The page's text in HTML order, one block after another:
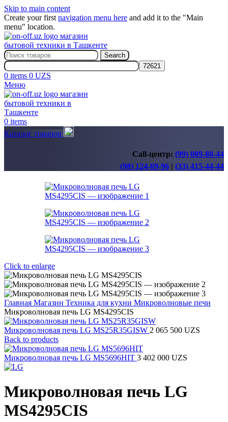
Skip to main content
Create your first navigation menu here and add it to the "Main
menu" location.
Search
0 items 0 UZS
Меню
0 items
Каталог товаров
Call-центр: (99) 089-88-44
(98) 124-69-96 | (33) 415-44-44
Click to enlarge
Главная Магазин Техника для кухни Микроволновые печи
Микроволновая печь LG MS4295CIS
Микроволновая печь LG MS25R35GISW 2 065 500 UZS
Back to products
Микроволновая печь LG MS5696HIT 3 402 000 UZS
Микроволновая печь LG
MS4295CIS